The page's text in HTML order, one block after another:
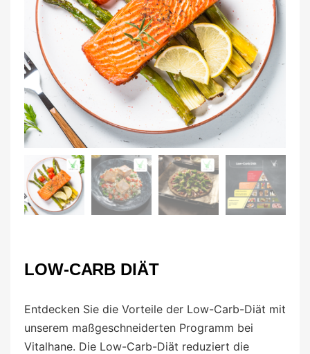
LOW-CARB DIÄT
Entdecken Sie die Vorteile der Low-Carb-Diät mit
unserem maßgeschneiderten Programm bei
Vitalhane. Die Low-Carb-Diät reduziert die